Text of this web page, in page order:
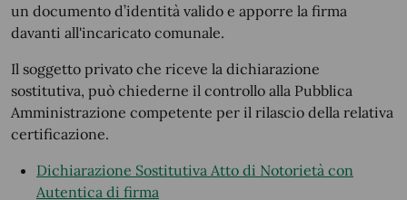
un documento d’identità valido e apporre la firma
davanti all'incaricato comunale.
Il soggetto privato che riceve la dichiarazione
sostitutiva, può chiederne il controllo alla Pubblica
Amministrazione competente per il rilascio della relativa
certificazione.
Dichiarazione Sostitutiva Atto di Notorietà con
Autentica di firma